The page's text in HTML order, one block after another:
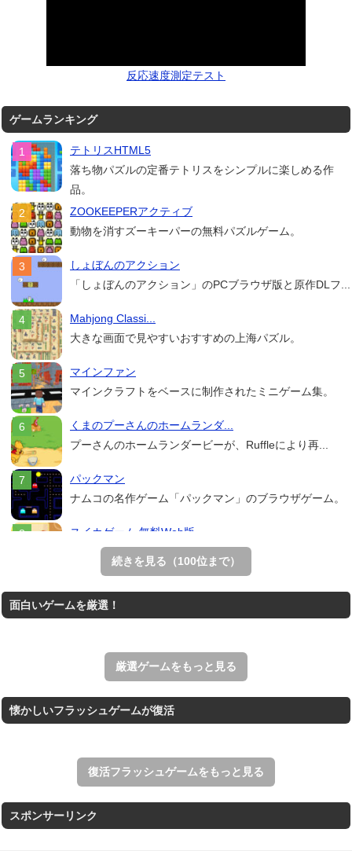
反応速度測定テスト
ゲームランキング
テトリスHTML5
落ち物パズルの定番テトリスをシンプルに楽しめる作
品。
ZOOKEEPERアクティブ
動物を消すズーキーパーの無料パズルゲーム。
しょぼんのアクション
「しょぼんのアクション」のPCブラウザ版と原作DLフ...
Mahjong Classi...
大きな画面で見やすいおすすめの上海パズル。
マインファン
マインクラフトをベースに制作されたミニゲーム集。
くまのプーさんのホームランダ...
プーさんのホームランダービーが、Ruffleにより再...
パックマン
ナムコの名作ゲーム「パックマン」のブラウザゲーム。
スイカゲーム 無料Web版
スイカゲームをスクラッチで再現した無料Web版。
リアルな麻雀牌を使う18種類の上海ゲーム。
すべての矢印を画面外へ導くパズルゲーム。
続きを見る（100位まで）
面白いゲームを厳選！
厳選ゲームをもっと見る
懐かしいフラッシュゲームが復活
復活フラッシュゲームをもっと見る
スポンサーリンク